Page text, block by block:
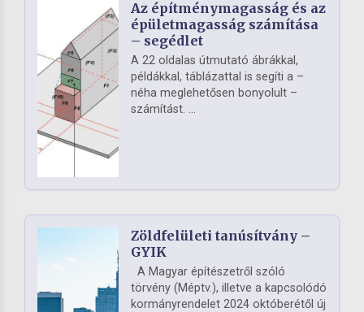
Az építménymagasság és az
épületmagasság számítása
– segédlet
A 22 oldalas útmutató ábrákkal,
példákkal, táblázattal is segíti a –
néha meglehetősen bonyolult –
számítást. ...
Zöldfelületi tanúsítvány –
GYIK
A Magyar építészetről szóló
törvény (Méptv.), illetve a kapcsolódó
kormányrendelet 2024 októberétől új